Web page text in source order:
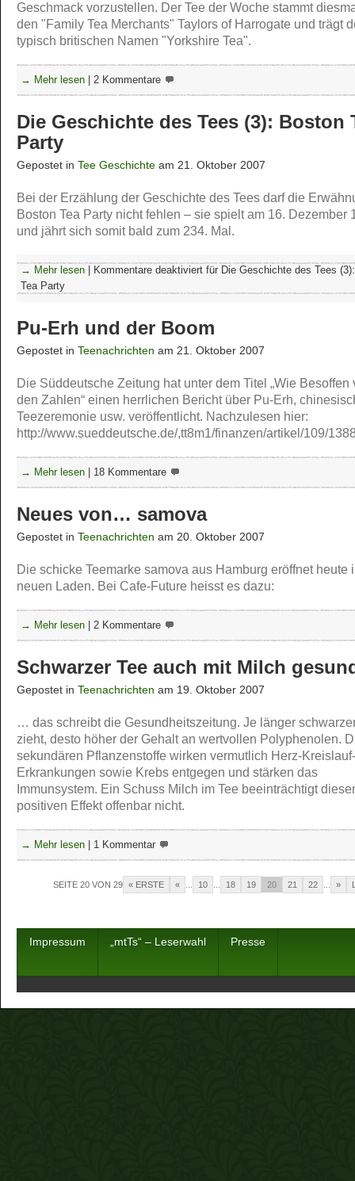
Geschmack vorzustellen. Der Tee der Woche stammt
den "Family Tea Merchants" Taylors of Harrogate und trägt
typisch britischen Namen "Yorkshire Tea".
→ Mehr lesen 2 Kommentare
Die Geschichte des Tees (3): Boston
Party
Gepostet in Tee Geschichte am 21. Oktober 2007
Bei der Erzählung der Geschichte des Tees darf die
Boston Tea Party nicht fehlen – sie spielt am 16. Dezember
und jährt sich somit bald zum 234. Mal.
→ Mehr lesen Kommentare deaktiviert für Die Geschichte des Tees
Tea Party
Pu-Erh und der Boom
Gepostet in Teenachrichten am 21. Oktober 2007
Die Süddeutsche Zeitung hat unter dem Titel „Wie Besoffen
den Zahlen“ einen herrlichen Bericht über Pu-Erh,
Teezeremonie usw. veröffentlicht. Nachzulesen hier:
http://www.sueddeutsche.de/,tt8m1/finanzen/artikel/109/
→ Mehr lesen 18 Kommentare
Neues von… samova
Gepostet in Teenachrichten am 20. Oktober 2007
Die schicke Teemarke samova aus Hamburg eröffnet heute
neuen Laden. Bei Cafe-Future heisst es dazu:
→ Mehr lesen 2 Kommentare
Schwarzer Tee auch mit Milch
Gepostet in Teenachrichten am 19. Oktober 2007
… das schreibt die Gesundheitszeitung. Je länger
zieht, desto höher der Gehalt an wertvollen Polyphenolen.
sekundären Pflanzenstoffe wirken vermutlich Herz-Kreislauf-
Erkrankungen sowie Krebs entgegen und stärken das
Immunsystem. Ein Schuss Milch im Tee beeinträchtigt
positiven Effekt offenbar nicht.
→ Mehr lesen 1 Kommentar
SEITE 20 VON 29 « ERSTE « 10 18 19 20 21 22 »
Impressum „mtTs“ – Leserwahl Presse